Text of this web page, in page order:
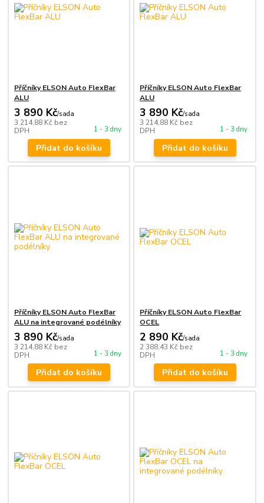
Příčníky ELSON Auto FlexBar
ALU
3 890 Kč/sada
3 214,88 Kč bez
DPH
1 - 3 dny
Přidat do košíku
Příčníky ELSON Auto FlexBar
ALU
3 890 Kč/sada
3 214,88 Kč bez
DPH
1 - 3 dny
Přidat do košíku
Příčníky ELSON Auto FlexBar
ALU na integrované podélníky
3 890 Kč/sada
3 214,88 Kč bez
DPH
1 - 3 dny
Přidat do košíku
Příčníky ELSON Auto FlexBar
OCEL
2 890 Kč/sada
2 388,43 Kč bez
DPH
1 - 3 dny
Přidat do košíku